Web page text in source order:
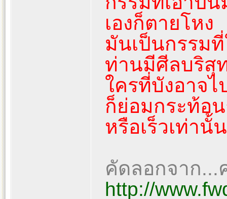
เองก็ตายโหง
มันเป็นกรรม
ท่านมีศีลบริสุ
ใครที่บังอาจ
ก็ย่อมกระท้อ
หรือเร็วเท่านั้
คัดลอกจาก...
http://